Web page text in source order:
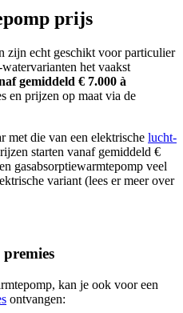
prijs
zijn echt geschikt voor particulier
het vaakst
gemiddeld € 7.000 à
en prijzen op maat via de
met die van een elektrische lucht-
starten vanaf gemiddeld €
gasabsorptiewarmtepomp veel
variant (lees er meer over
kan je ook voor een
ontvangen: